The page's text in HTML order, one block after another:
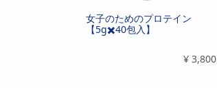
女子のためのプロテイン
【5g✖️40包入】
¥ 3,800